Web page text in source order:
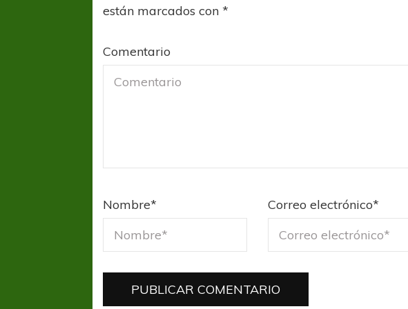
están marcados con*
Comentario
Nombre* Correo electrónico*